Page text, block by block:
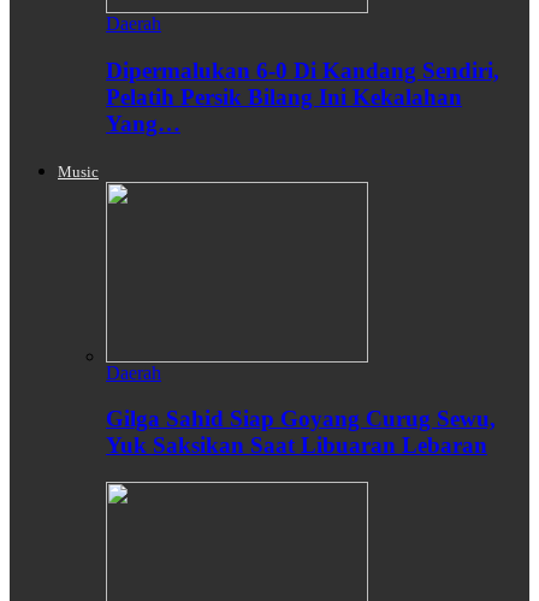
Daerah
Dipermalukan 6-0 Di Kandang Sendiri,
Pelatih Persik Bilang Ini Kekalahan
Yang…
Music
Daerah
Gilga Sahid Siap Goyang Curug Sewu,
Yuk Saksikan Saat Libuaran Lebaran